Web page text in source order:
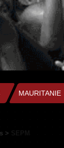
MAURITANIE
>